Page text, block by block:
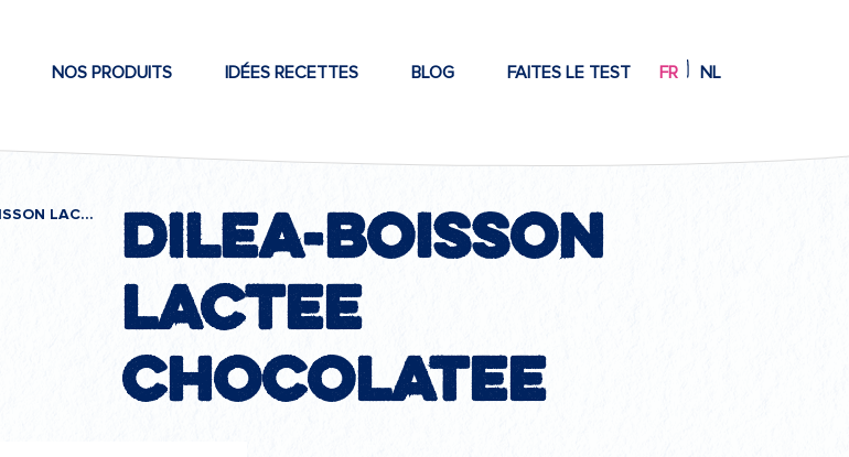
NOS PRODUITS IDÉES RECETTES BLOG FAITES LE TEST FR NL
DILEA-BOISSON LACTEE CHOCOLATEE
DILEA-boisson
lactee
chocolatee